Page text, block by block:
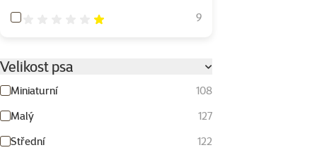
Hodnocení 20%
9
Velikost psa
Miniaturní
108
Malý
127
Střední
122